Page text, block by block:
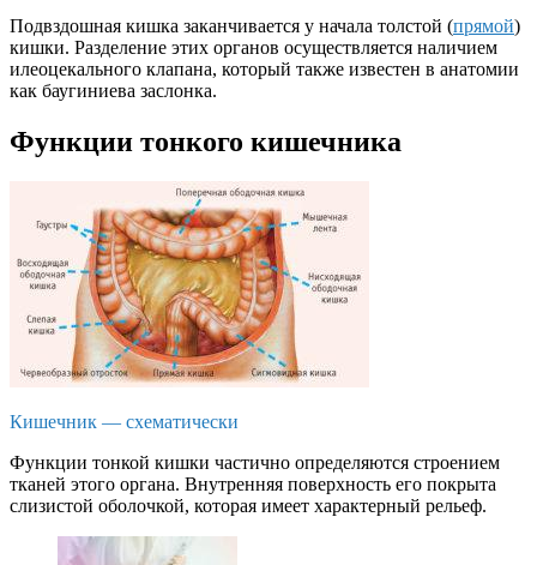
Подвздошная кишка заканчивается у начала толстой (прямой)
кишки. Разделение этих органов осуществляется наличием
илеоцекального клапана, который также известен в анатомии
как баугиниева заслонка.
Функции тонкого кишечника
Кишечник — схематически
Функции тонкой кишки частично определяются строением
тканей этого органа. Внутренняя поверхность его покрыта
слизистой оболочкой, которая имеет характерный рельеф.